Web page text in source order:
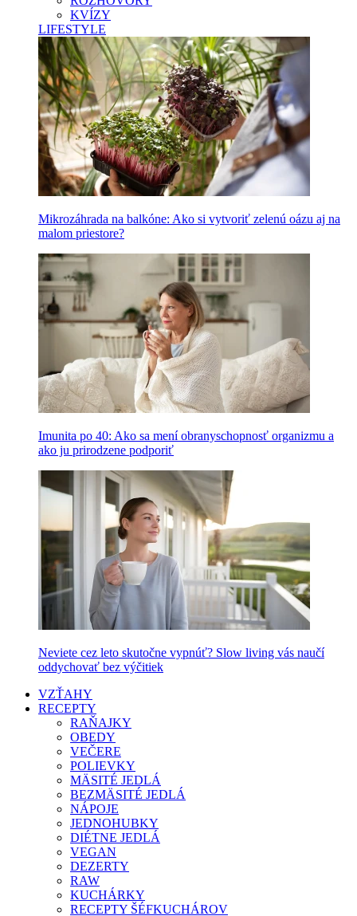
KVÍZY
LIFESTYLE
Mikrozáhrada na balkóne: Ako si vytvoriť zelenú oázu aj na
malom priestore?
Imunita po 40: Ako sa mení obranyschopnosť organizmu a
ako ju prirodzene podporiť
Neviete cez leto skutočne vypnúť? Slow living vás naučí
oddychovať bez výčitiek
VZŤAHY
RECEPTY
RAŇAJKY
OBEDY
VEČERE
POLIEVKY
MÄSITÉ JEDLÁ
BEZMÄSITÉ JEDLÁ
NÁPOJE
JEDNOHUBKY
DIÉTNE JEDLÁ
VEGAN
DEZERTY
RAW
KUCHÁRKY
RECEPTY ŠÉFKUCHÁROV